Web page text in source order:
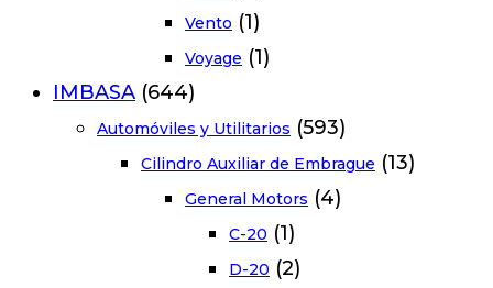
Vento (1)
Voyage (1)
IMBASA (644)
Automóviles y Utilitarios (593)
Cilindro Auxiliar de Embrague (13)
General Motors (4)
C-20 (1)
D-20 (2)